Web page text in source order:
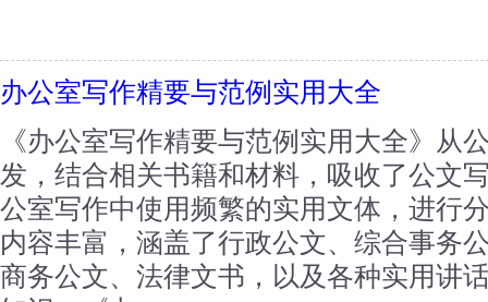
办公室写作精要与范例实用大全
《办公室写作精要与范例实用大全》从
发，结合相关书籍和材料，吸收了公文
公室写作中使用频繁的实用文体，进行
内容丰富，涵盖了行政公文、综合事务
商务公文、法律文书，以及各种实用讲